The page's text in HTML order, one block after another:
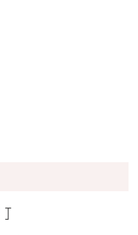
┬
┘